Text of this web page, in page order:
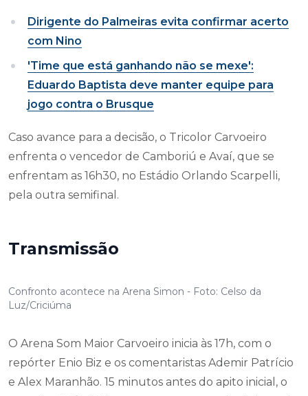
Dirigente do Palmeiras evita confirmar acerto
com Nino
'Time que está ganhando não se mexe':
Eduardo Baptista deve manter equipe para
jogo contra o Brusque
Caso avance para a decisão, o Tricolor Carvoeiro
enfrenta o vencedor de Camboriú e Avaí, que se
enfrentam as 16h30, no Estádio Orlando Scarpelli,
pela outra semifinal.
Transmissão
Confronto acontece na Arena Simon - Foto: Celso da
Luz/Criciúma
O Arena Som Maior Carvoeiro inicia às 17h, com o
repórter Enio Biz e os comentaristas Ademir Patrício
e Alex Maranhão. 15 minutos antes do apito inicial, o